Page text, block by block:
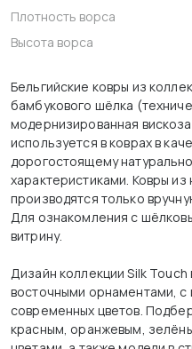
Плотность ворса
Высота ворса
Бельгийские ковры из
бамбукового шёлка
модернизированная
используется в коврах в
дорогостоящему
характеристиками. Ковры
производятся только
Для ознакомления с
витрину.
Дизайн коллекции Silk
восточными орнаментами, с
современных цветов.
красным, оранжевым,